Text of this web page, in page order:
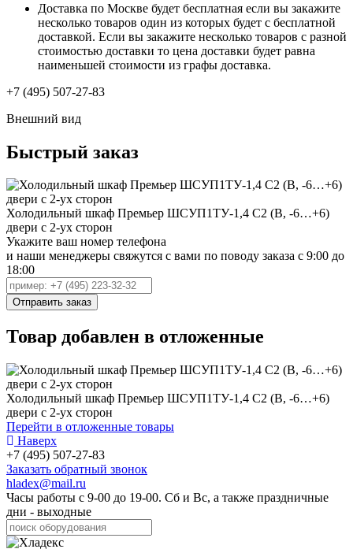
Доставка по Москве будет бесплатная если вы закажите
несколько товаров один из которых будет с бесплатной
доставкой. Если вы закажите несколько товаров с разной
стоимостью доставки то цена доставки будет равна
наименьшей стоимости из графы доставка.
+7 (495) 507-27-83
Внешний вид
Быстрый заказ
Холодильный шкаф Премьер ШСУП1ТУ-1,4 С2 (В, -6…+6)
двери с 2-ух сторон
Укажите ваш номер телефона
и наши менеджеры свяжутся с вами по поводу заказа с 9:00 до
18:00
Товар добавлен в отложенные
Холодильный шкаф Премьер ШСУП1ТУ-1,4 С2 (В, -6…+6)
двери с 2-ух сторон
Перейти в отложенные товары
Наверх
+7 (495) 507-27-83
Заказать обратный звонок
hladex@mail.ru
Часы работы с 9-00 до 19-00. Сб и Вс, а также праздничные
дни - выходные